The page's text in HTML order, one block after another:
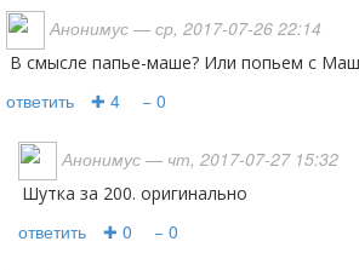
Анонимус — ср, 2017-07-26 22:14
В смысле папье-маше? Или попьем с
ответить ✚ 4 − 0
Анонимус — чт, 2017-07-27 15:32
шутка за 200. оригинально
ответить ✚ 0 − 0